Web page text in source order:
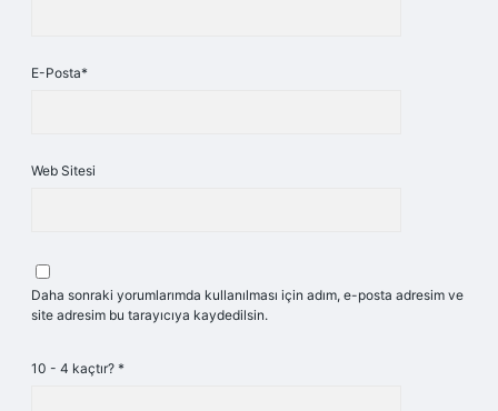
E-Posta*
Web Sitesi
Daha sonraki yorumlarımda kullanılması için adım, e-posta adresim ve
site adresim bu tarayıcıya kaydedilsin.
10 - 4 kaçtır? *